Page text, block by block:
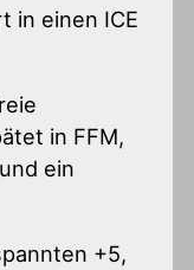
in einen ICE
in FFM,
ein
+5,